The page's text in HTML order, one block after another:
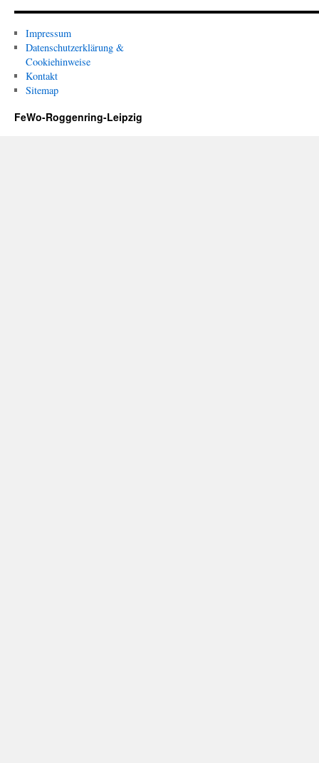
Impressum
Datenschutzerklärung &
Cookiehinweise
Kontakt
Sitemap
FeWo-Roggenring-Leipzig